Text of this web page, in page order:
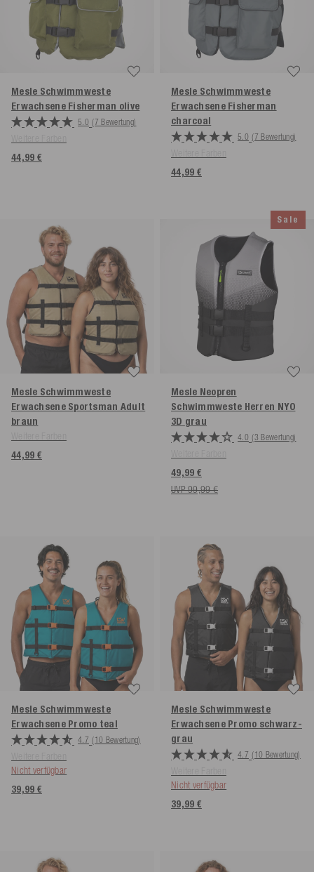
Mesle Schwimmweste
Erwachsene Fisherman olive
5.0 (7 Bewertung)
44,99 €
Mesle Schwimmweste
Erwachsene Fisherman
charcoal
5.0 (7 Bewertung)
44,99 €
Mesle Schwimmweste
Erwachsene Sportsman Adult
braun
44,99 €
Sale
Mesle Neopren
Schwimmweste Herren NYO
3D grau
4.0 (3 Bewertung)
49,99 €
UVP 99,99 €
Mesle Schwimmweste
Erwachsene Promo teal
4.7 (10 Bewertung)
Nicht verfügbar
39,99 €
Mesle Schwimmweste
Erwachsene Promo schwarz-
grau
4.7 (10 Bewertung)
Nicht verfügbar
39,99 €